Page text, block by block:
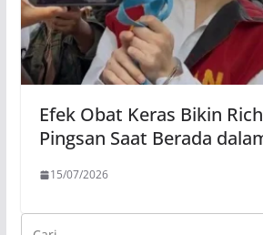
Efek Obat Keras Bikin
Pingsan Saat Berada
15/07/2026